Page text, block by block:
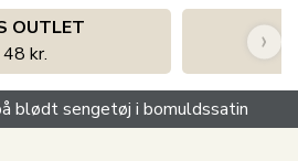
OUTLET
48 kr.
›
blødt sengetøj i bomuldssatin